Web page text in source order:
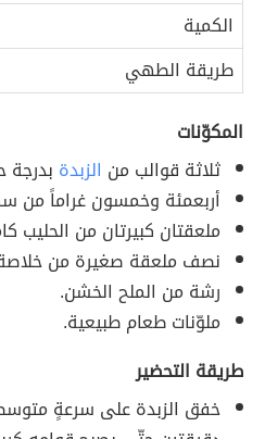
الكمية
طريقة الطهي
المكوّنات
ثلاثة قوالب من الزبدة بدرجة
أربعمئة وخمسون غراماً من
ملعقتان كبيرتان من الحليب
نصف ملعقة صغيرة من خلاصة
رشة من الملح الخشن.
ملوّنات طعام طبيعية.
طريقة التحضير
خفق الزبدة على سرعةٍ